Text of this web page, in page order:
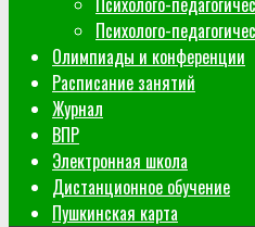
Психолого-
Олимпиады и конференции
Расписание занятий
Журнал
ВПР
Электронная школа
Дистанционное обучение
Пушкинская карта